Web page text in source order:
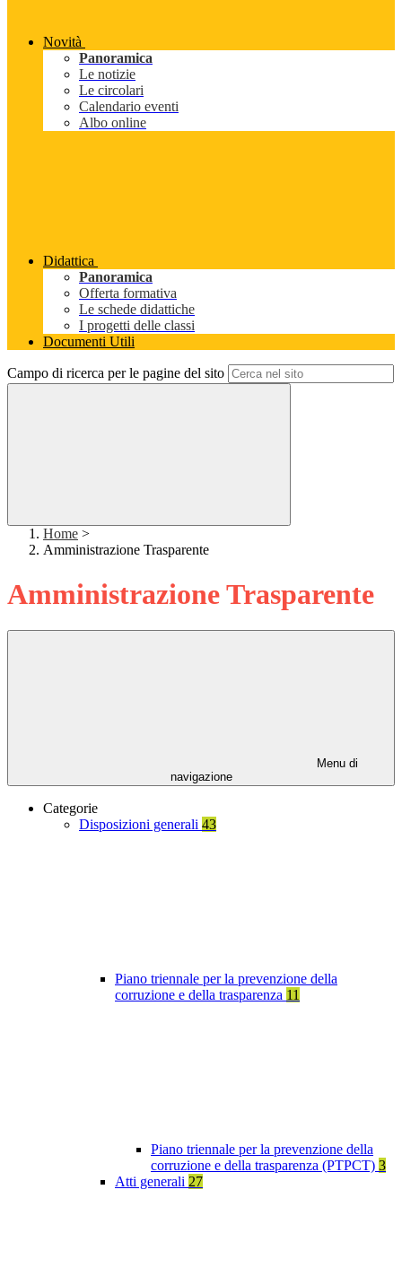
Novità
Panoramica
Le notizie
Le circolari
Calendario eventi
Albo online
Didattica
Panoramica
Offerta formativa
Le schede didattiche
I progetti delle classi
Documenti Utili
Campo di ricerca per le pagine del sito
Home >
Amministrazione Trasparente
Amministrazione Trasparente
Menu di
navigazione
Categorie
Disposizioni generali 43
Piano triennale per la prevenzione della
corruzione e della trasparenza 11
Piano triennale per la prevenzione della
corruzione e della trasparenza (PTPCT) 3
Atti generali 27